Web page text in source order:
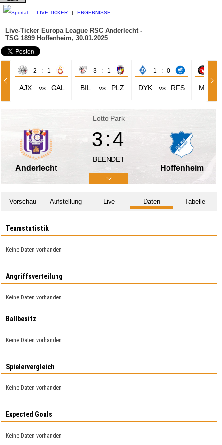
LIVE-TICKER | ERGEBNISSE
Live-Ticker Europa League RSC Anderlecht -
TSG 1899 Hoffenheim, 30.01.2025
2 : 1
AJX vs GAL
3 : 1
BIL vs PLZ
1 : 0
DYK vs RFS MID
Lotto Park
Anderlecht
3:4
BEENDET
Hoffenheim
Vorschau Aufstellung Live Daten Tabelle
Teamstatistik
Keine Daten vorhanden
Angriffsverteilung
Keine Daten vorhanden
Ballbesitz
Keine Daten vorhanden
Spielervergleich
Keine Daten vorhanden
Expected Goals
Keine Daten vorhanden